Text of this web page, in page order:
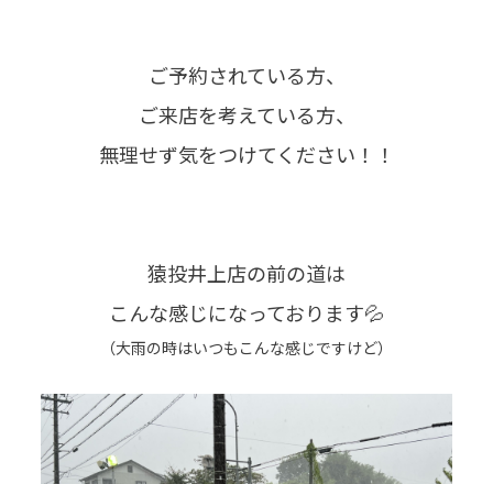
ご予約されている方、
ご来店を考えている方、
無理せず気をつけてください！！
猿投井上店の前の道は
こんな感じになっております💦
（大雨の時はいつもこんな感じですけど）